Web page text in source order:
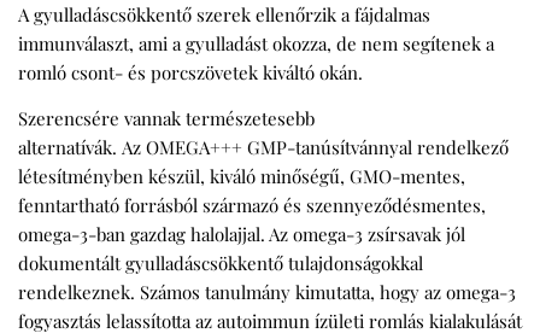
A gyulladáscsökkentő szerek ellenőrzik a fájdalmas
immunválaszt, ami a gyulladást okozza, de nem segítenek a
romló csont- és porcszövetek kiváltó okán.
Szerencsére vannak természetesebb
alternatívák. Az OMEGA+++ GMP-tanúsítvánnyal rendelkező
létesítményben készül, kiváló minőségű, GMO-mentes,
fenntartható forrásból származó és szennyeződésmentes,
omega-3-ban gazdag halolajjal. Az omega-3 zsírsavak jól
dokumentált gyulladáscsökkentő tulajdonságokkal
rendelkeznek. Számos tanulmány kimutatta, hogy az omega-3
fogyasztás lelassította az autoimmun ízületi romlás kialakulását